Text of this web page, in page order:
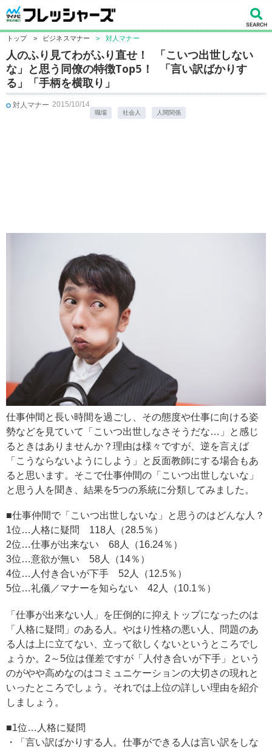
トップ > ビジネスマナー > 対人マナー
人のふり見てわがふり直せ！ 「こいつ出世しない
な」と思う同僚の特徴Top5！ 「言い訳ばかりす
る」「手柄を横取り」
対人マナー 2015/10/14
職場 社会人 人間関係
仕事仲間と長い時間を過ごし、その態度や仕事に向ける姿
勢などを見ていて「こいつ出世しなさそうだな…」と感じ
るときはありませんか？理由は様々ですが、逆を言えば
「こうならないようにしよう」と反面教師にする場合もあ
ると思います。そこで仕事仲間の「こいつ出世しないな」
と思う人を聞き、結果を5つの系統に分類してみました。
■仕事仲間で「こいつ出世しないな」と思うのはどんな人？
1位…人格に疑問 118人（28.5％）
2位…仕事が出来ない 68人（16.24％）
3位…意欲が無い 58人（14％）
4位…人付き合いが下手 52人（12.5％）
5位…礼儀／マナーを知らない 42人（10.1％）
「仕事が出来ない人」を圧倒的に抑えトップになったのは
「人格に疑問」のある人。やはり性格の悪い人、問題のあ
る人は上に立てない、立って欲しくないというところでし
ょうか。2～5位は僅差ですが「人付き合いが下手」という
のがやや高めなのはコミュニケーションの大切さの現れと
いったところでしょう。それでは上位の詳しい理由を紹介
しましょう。
■1位…人格に疑問
・「言い訳ばかりする人。仕事ができる人は言い訳をしな